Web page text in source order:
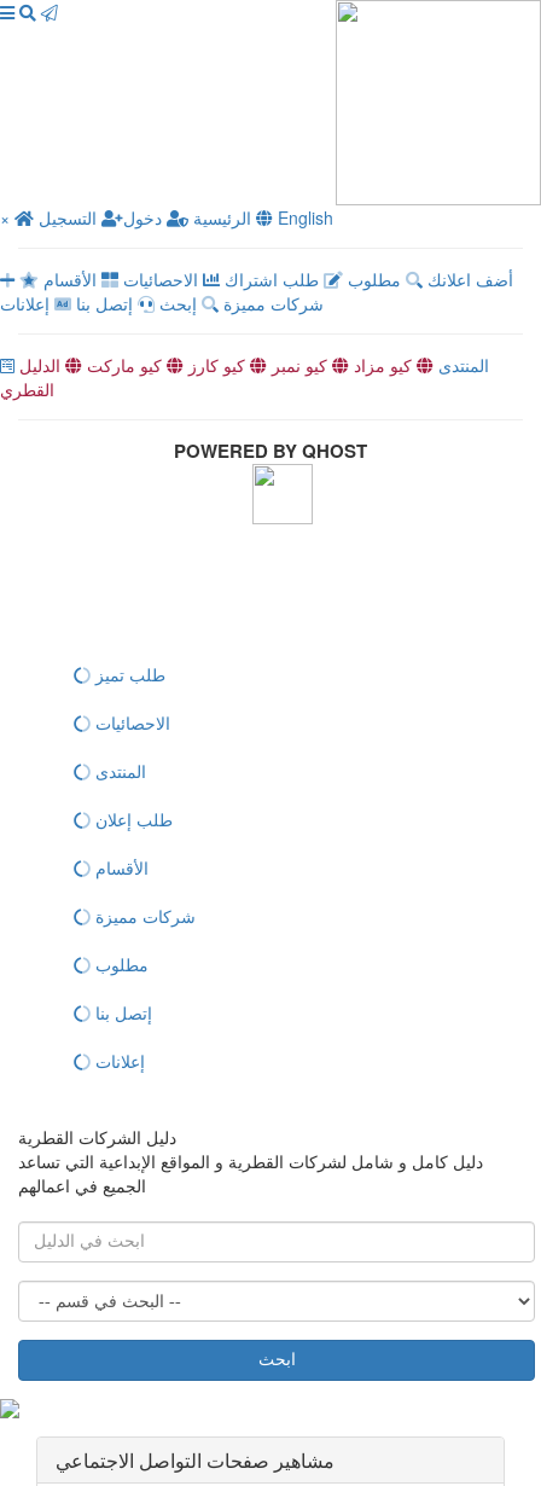
× الرئيسية دخول التسجيل English
أضف اعلانك مطلوب طلب اشتراك الاحصائيات
الأقسام
شركات مميزة
إبحث إتصل بنا إعلانات
المنتدى كيو مزاد كيو نمبر كيو كارز كيو ماركت
الدليل
القطري
POWERED BY QHOST
طلب تميز
الاحصائيات
المنتدى
طلب إعلان
الأقسام
شركات مميزة
مطلوب
إتصل بنا
إعلانات
دليل الشركات القطرية
دليل كامل و شامل لشركات القطرية و المواقع الإبداعية التي تساعد
الجميع في اعمالهم
ابحث
مشاهير صفحات التواصل الاجتماعي